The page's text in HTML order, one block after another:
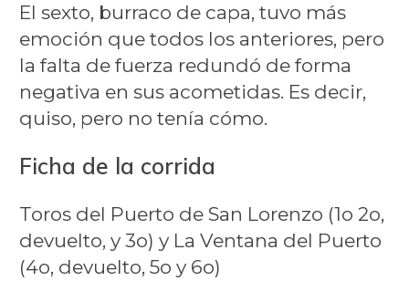
El sexto, burraco de capa, tuvo más
emoción que todos los anteriores, pero
la falta de fuerza redundó de forma
negativa en sus acometidas. Es decir,
quiso, pero no tenía cómo.
Ficha de la corrida
Toros del Puerto de San Lorenzo (1o 2o,
devuelto, y 3o) y La Ventana del Puerto
(4o, devuelto, 5o y 6o)